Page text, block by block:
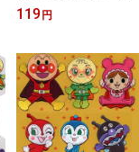
リッコ ■15cm角／1枚毎
に袋入■《日本製》
119 円